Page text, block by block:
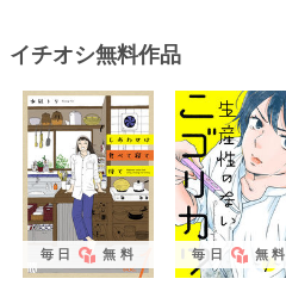
イチオシ無料作品
毎日 無料 毎日 無料